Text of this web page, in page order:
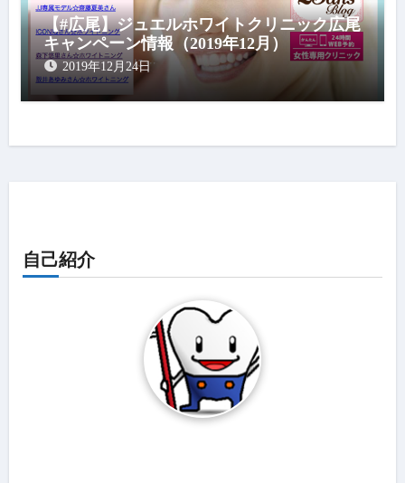
【#広尾】ジュエルホワイトクリニック広尾
キャンペーン情報（2019年12月）
2019年12月24日
自己紹介